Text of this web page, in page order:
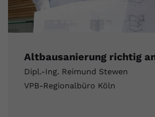
Altbausanierung richtig
Dipl.-Ing. Reimund Stewen
VPB-Regionalbüro Köln